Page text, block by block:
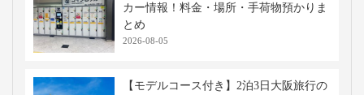
カー情報！料金・場所・手荷物預かりま
とめ
2026-08-05
【モデルコース付き】2泊3日大阪旅行の